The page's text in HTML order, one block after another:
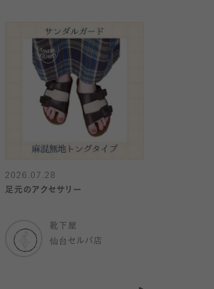
2026.07.28
足元のアクセサリー
靴下屋
仙台セルバ店